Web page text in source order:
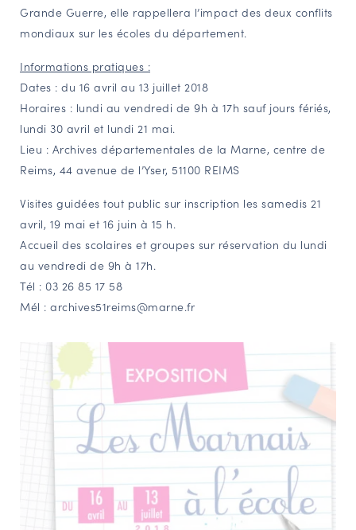
Grande Guerre, elle rappellera l’impact des deux conflits
mondiaux sur les écoles du département.
Informations pratiques :
Dates : du 16 avril au 13 juillet 2018
Horaires : lundi au vendredi de 9h à 17h sauf jours fériés,
lundi 30 avril et lundi 21 mai.
Lieu : Archives départementales de la Marne, centre de
Reims, 44 avenue de l’Yser, 51100 REIMS
Visites guidées tout public sur inscription les samedis 21
avril, 19 mai et 16 juin à 15 h.
Accueil des scolaires et groupes sur réservation du lundi
au vendredi de 9h à 17h.
Tél : 03 26 85 17 58
Mél : archives51reims@marne.fr